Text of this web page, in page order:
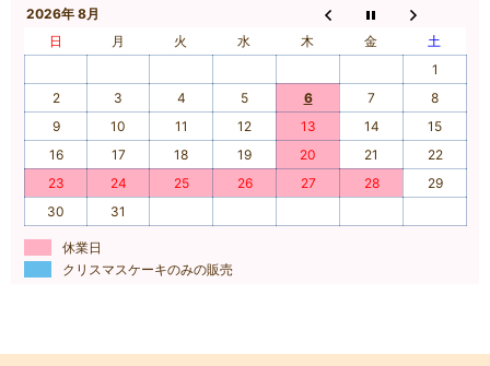
2026年 8月
日
月 火 水 木 金
土
1
2
3 4 5 6 7
8
9
10 11 12 13 14
15
16
17 18 19 20 21
22
23
24 25 26 27 28
29
30
31
休業日
クリスマスケーキのみの販売